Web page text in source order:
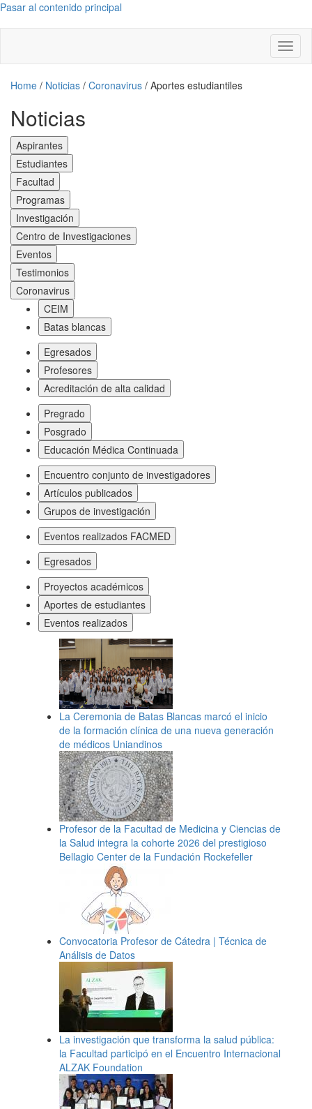
Pasar al contenido principal
Home / Noticias / Coronavirus / Aportes estudiantiles
Noticias
Aspirantes
Estudiantes
Facultad
Programas
Investigación
Centro de Investigaciones
Eventos
Testimonios
Coronavirus
CEIM
Batas blancas
Egresados
Profesores
Acreditación de alta calidad
Pregrado
Posgrado
Educación Médica Continuada
Encuentro conjunto de investigadores
Artículos publicados
Grupos de investigación
Eventos realizados FACMED
Egresados
Proyectos académicos
Aportes de estudiantes
Eventos realizados
La Ceremonia de Batas Blancas marcó el inicio
de la formación clínica de una nueva generación
de médicos Uniandinos
Profesor de la Facultad de Medicina y Ciencias de
la Salud integra la cohorte 2026 del prestigioso
Bellagio Center de la Fundación Rockefeller
Convocatoria Profesor de Cátedra | Técnica de
Análisis de Datos
La investigación que transforma la salud pública:
la Facultad participó en el Encuentro Internacional
ALZAK Foundation